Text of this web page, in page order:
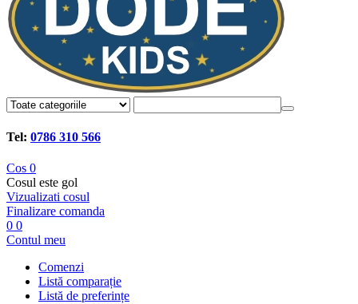
Tel: 0786 310 566
Cos 0
Cosul este gol
Vizualizati cosul
Finalizare comanda
0 0
Contul meu
Comenzi
Listă comparație
Listă de preferințe